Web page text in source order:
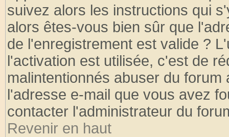
suivez alors les instructions qui
alors êtes-vous bien sûr que
de l'enregistrement est valide ?
l'activation est utilisée, c'est de
malintentionnés abuser du
l'adresse e-mail que vous avez
contacter l'administrateur du
Revenir en haut